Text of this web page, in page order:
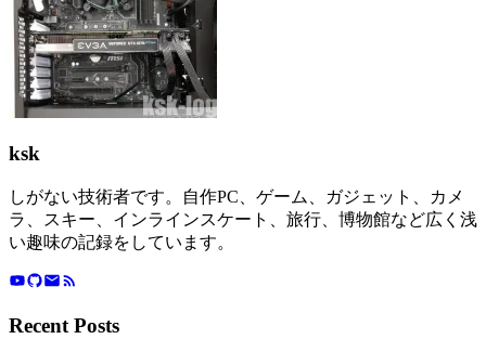
ksk
しがない技術者です。自作PC、ゲーム、ガジェット、カメ
ラ、スキー、インラインスケート、旅行、博物館など広く浅
い趣味の記録をしています。
Recent Posts